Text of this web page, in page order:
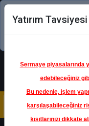
Şimdi
Yatırım
Sermaye piyasalarında
edebileceğiniz
Bu nedenle, işlem
karşılaşabileceğiniz
kısıtlarınızı